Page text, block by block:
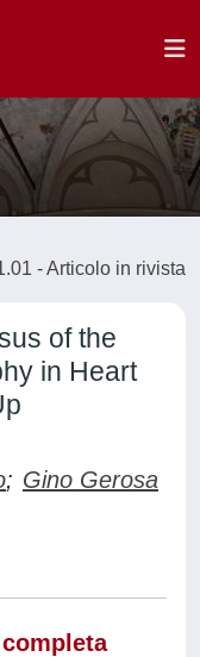
- Articolo in rivista
of the
in Heart
; Gino Gerosa